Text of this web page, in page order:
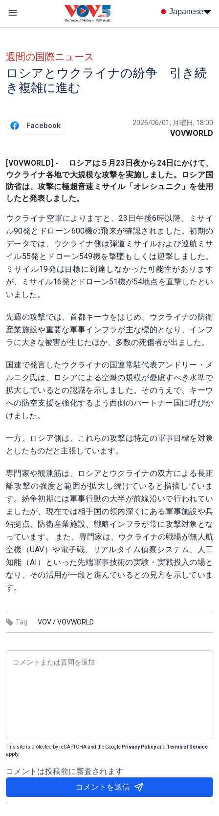
Japanese
週間の国際ニュース
ロシアとウクライナの紛争 引き続
き複雑に進む
Facebook 2026/06/01, 月曜日, 18:00
VOVWORLD
[VOVWORLD] - ロシアは５月23日夜から24日にかけて、
ウクライナ各地で大規模な攻撃を実施しました。ロシア国
防省は、攻撃に極超音速ミサイル「オレシュニク」を使用
したと発表しました。
ウクライナ空軍によりますと、23日午後6時以降、ミサイ
ル90発とドローン600機の飛来が確認されました。初期の
データでは、ウクライナ側は弾道ミサイルおよび巡航ミサ
イル55発とドローン549機を撃墜もしくは迎撃しました。
ミサイル19発は目標に到達しなかった可能性があります
が、ミサイル16発とドローン51機が54地点を直撃したとい
いました。
先週の攻撃では、首都キーウをはじめ、ウクライナの防衛
産業施設や重要な軍事インフラが主な標的となり、インフ
ラに大きな被害が生じたほか、多数の死傷者が出ました。
国連で発言したウクライナの国連常駐代表アンドリー・メ
ルニク氏は、ロシアによる空爆の規模が憂慮すべき水準で
拡大しているとの認識を示しました。そのうえで、キーウ
への防空支援を強化するよう西側のパートナー国に呼びか
けました。
一方、ロシア側は、これらの攻撃は特定の軍事目標を対象
としたものだと主張しています。
専門家や観測筋は、ロシアとウクライナの双方による長距
離攻撃の強度と範囲が拡大し続けていると指摘していま
す。紛争初期には軍事行動の大半が前線沿いで行われてい
ましたが、現在では相手国の領内深くにある軍事施設や兵
站拠点、防衛産業施設、戦略インフラが常に攻撃対象とな
っています。 また、専門家は、ウクライナの戦場が無人航
空機（UAV）や電子戦、リアルタイム偵察システム、人工
知能（AI）といった先端軍事技術の実験・実戦投入の場と
なり、その活用が一段と進んでいるとの見方を示していま
す。
Tag: VOV /VOVWORLD
This site is protected by reCAPTCHA and the Google Privacy Policyand Terms of Service
apply.
コメントは投稿前に審査されます
コメントを送信